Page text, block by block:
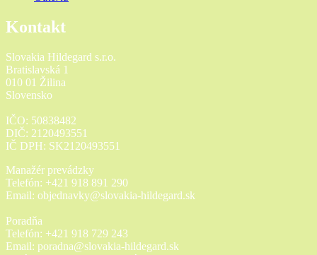
Kontakt
Slovakia Hildegard s.r.o.
Bratislavská 1
010 01 Žilina
Slovensko
IČO: 50838482
DIČ: 2120493551
IČ DPH: SK2120493551
Manažér prevádzky
Telefón: +421 918 891 290
Email: objednavky@slovakia-hildegard.sk
Poradňa
Telefón: +421 918 729 243
Email: poradna@slovakia-hildegard.sk